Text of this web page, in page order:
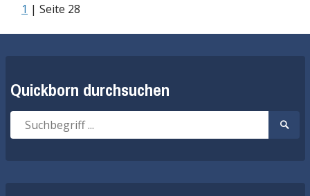
1 | Seite 28
Quickborn durchsuchen
Suche
nach:
Suche